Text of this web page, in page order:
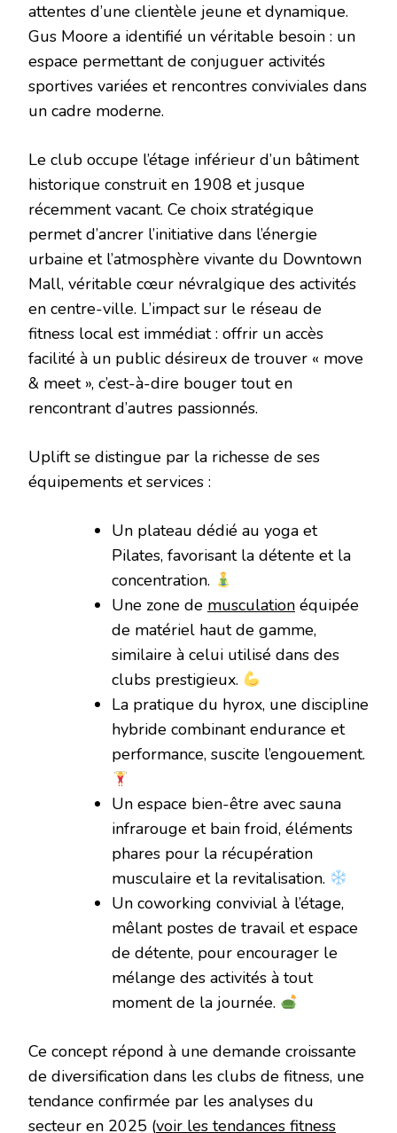
attentes d’une clientèle jeune et dynamique.
Gus Moore a identifié un véritable besoin : un
espace permettant de conjuguer activités
sportives variées et rencontres conviviales dans
un cadre moderne.
Le club occupe l’étage inférieur d’un bâtiment
historique construit en 1908 et jusque
récemment vacant. Ce choix stratégique
permet d’ancrer l’initiative dans l’énergie
urbaine et l’atmosphère vivante du Downtown
Mall, véritable cœur névralgique des activités
en centre-ville. L’impact sur le réseau de
fitness local est immédiat : offrir un accès
facilité à un public désireux de trouver « move
& meet », c’est-à-dire bouger tout en
rencontrant d’autres passionnés.
Uplift se distingue par la richesse de ses
équipements et services :
Un plateau dédié au yoga et
Pilates, favorisant la détente et la
concentration.
Une zone de musculation équipée
de matériel haut de gamme,
similaire à celui utilisé dans des
clubs prestigieux.
La pratique du hyrox, une discipline
hybride combinant endurance et
performance, suscite l’engouement.
Un espace bien-être avec sauna
infrarouge et bain froid, éléments
phares pour la récupération
musculaire et la revitalisation.
Un coworking convivial à l’étage,
mêlant postes de travail et espace
de détente, pour encourager le
mélange des activités à tout
moment de la journée.
Ce concept répond à une demande croissante
de diversification dans les clubs de fitness, une
tendance confirmée par les analyses du
secteur en 2025 (voir les tendances fitness